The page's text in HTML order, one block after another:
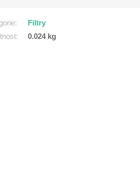
:
Filtry
: 0.024 kg